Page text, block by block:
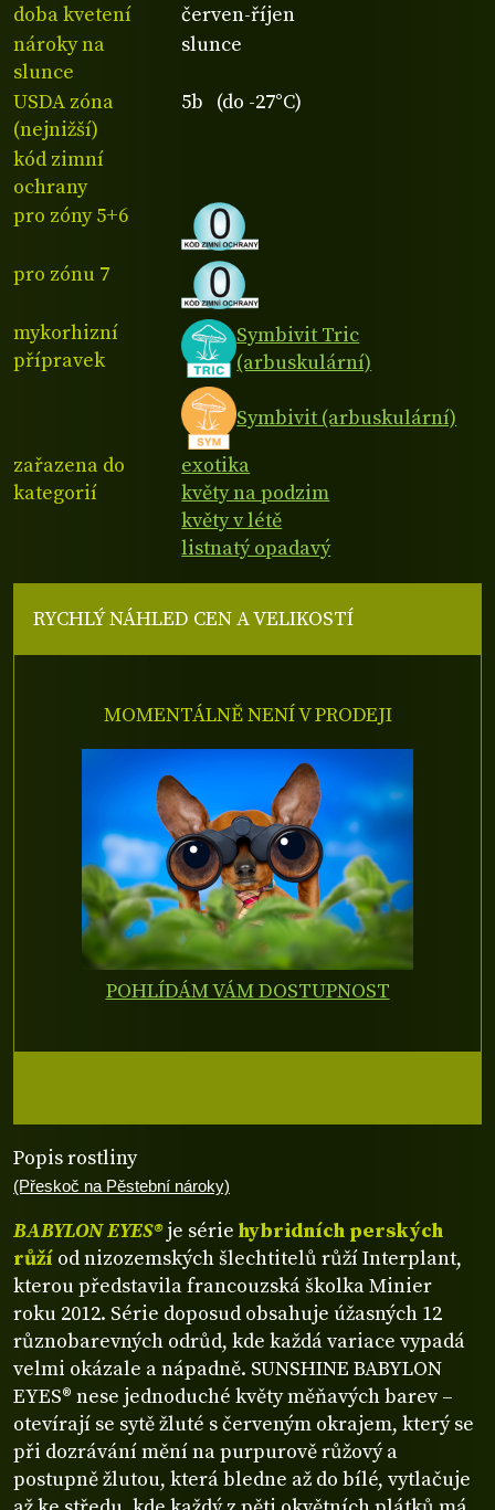
doba kvetení
červen-říjen
nároky na
slunce
slunce
USDA zóna
(nejnižší)
5b (do -27°C)
kód zimní
ochrany
pro zóny 5+6
pro zónu 7
mykorhizní
přípravek
Symbivit Tric
(arbuskulární)
Symbivit (arbuskulární)
zařazena do
kategorií
exotika
květy na podzim
květy v létě
listnatý opadavý
Popis rostliny
(Přeskoč na Pěstební nároky)
BABYLON EYES®je série hybridních perských
růží od nizozemských šlechtitelů růží Interplant,
kterou představila francouzská školka Minier
roku 2012. Série doposud obsahuje úžasných 12
různobarevných odrůd, kde každá variace vypadá
velmi okázale a nápadně. SUNSHINE BABYLON
EYES® nese jednoduché květy měňavých barev –
otevírají se sytě žluté s červeným okrajem, který se
při dozrávání mění na purpurově růžový a
postupně žlutou, která bledne až do bílé, vytlačuje
RYCHLÝ NÁHLED CEN A VELIKOSTÍ
MOMENTÁLNĚ NENÍ V PRODEJI
POHLÍDÁM VÁM DOSTUPNOST